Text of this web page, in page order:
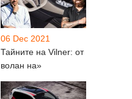
06 Dec 2021
Тайните на Vilner: от
волан на»